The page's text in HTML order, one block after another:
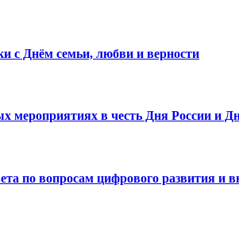
с Днём семьи, любви и верности
мероприятиях в честь Дня России и
по вопросам цифрового развития и